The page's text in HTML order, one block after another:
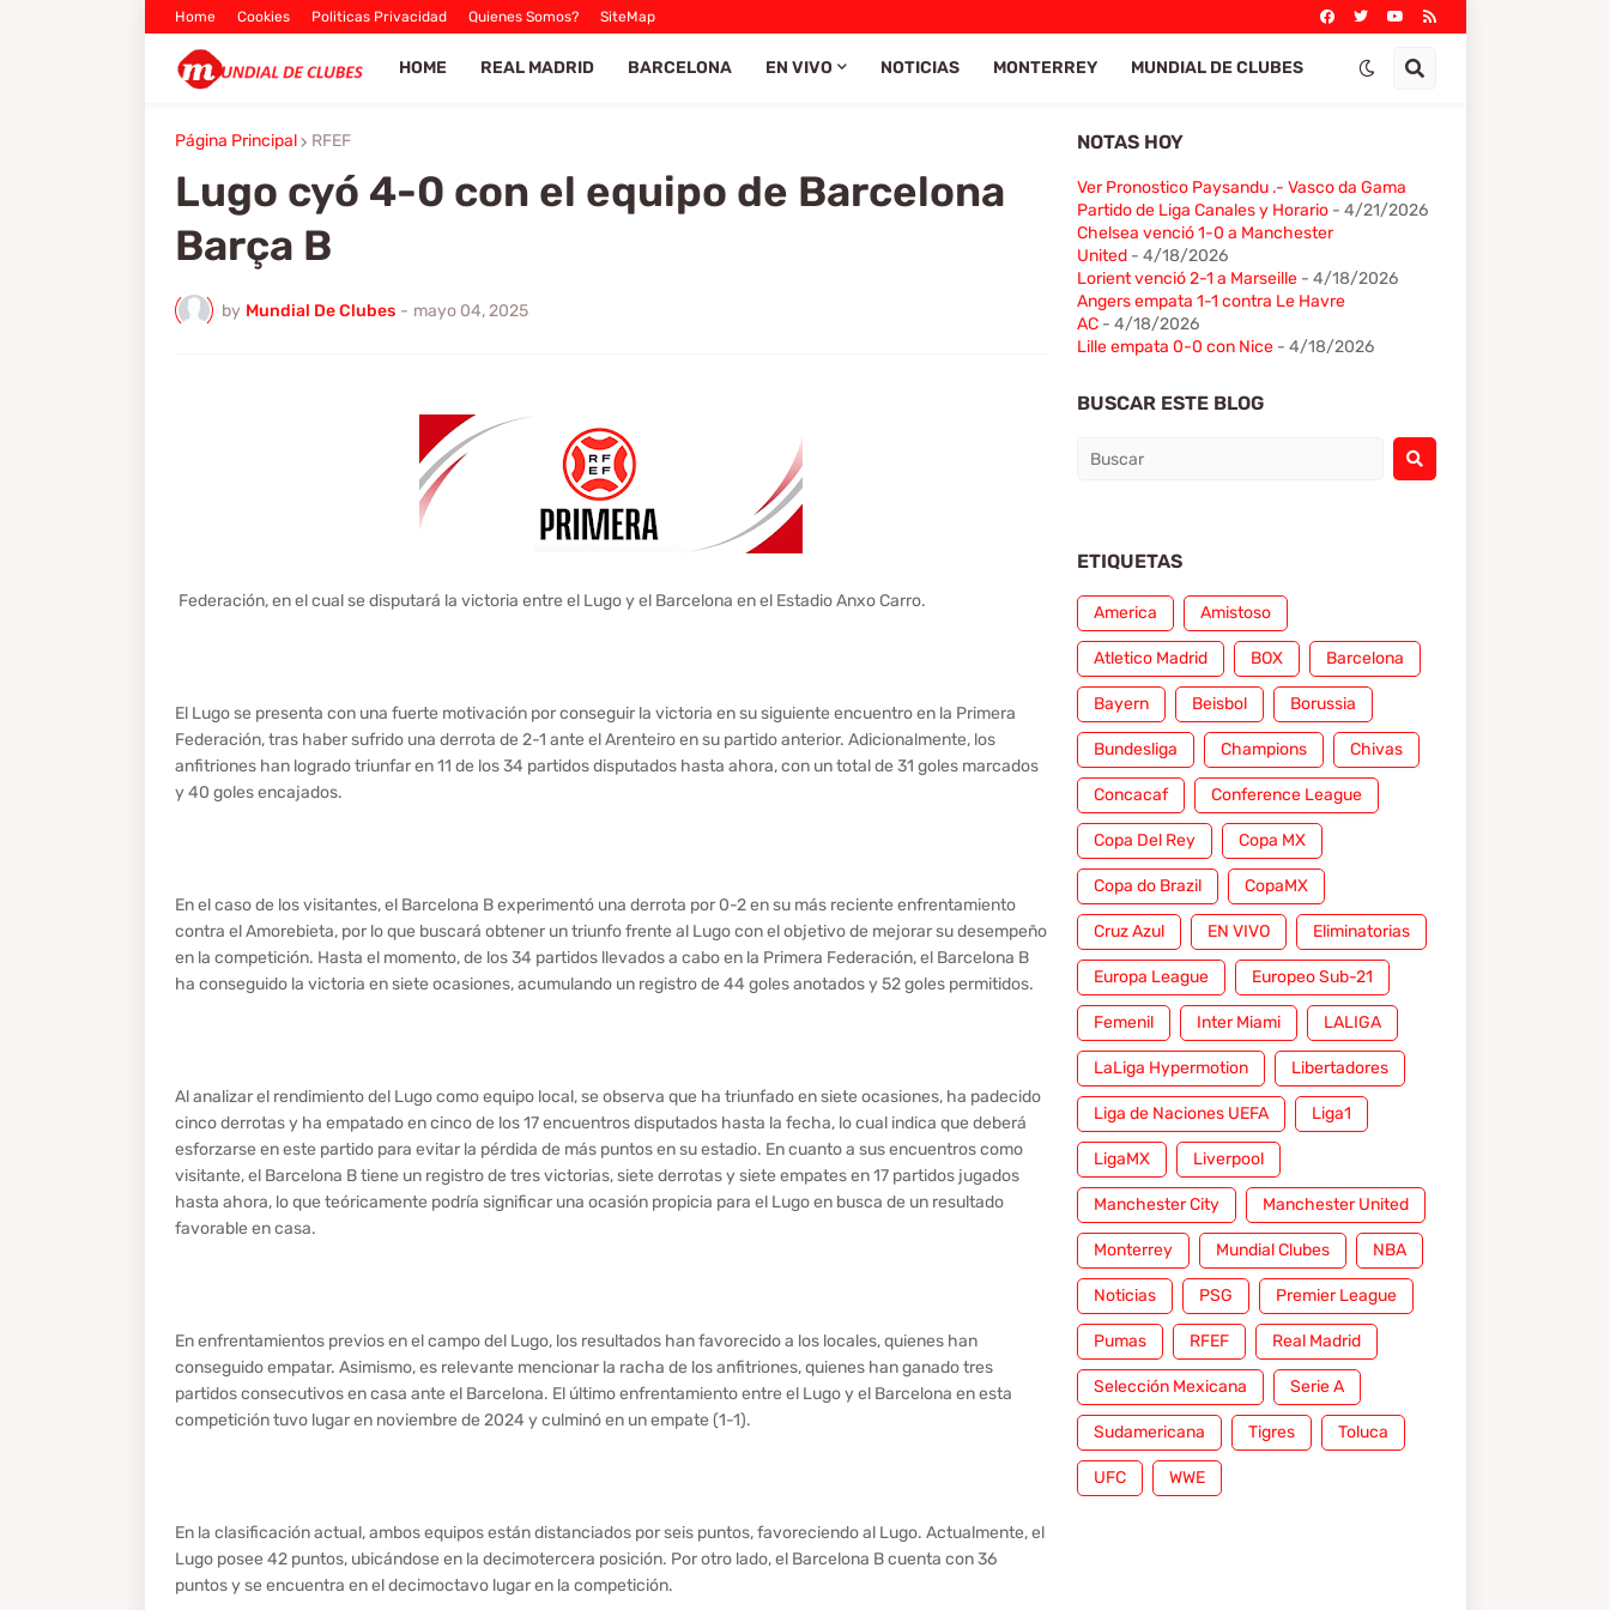
Home Cookies Politicas Privacidad Quienes Somos? SiteMap
HOME REAL MADRID BARCELONA EN VIVO NOTICIAS MONTERREY MUNDIAL DE CLUBES
Página Principal RFEF
Lugo cyó 4-0 con el equipo de Barcelona
Barça B
by Mundial De Clubes - mayo 04, 2025
Federación, en el cual se disputará la victoria entre el Lugo y el Barcelona en el Estadio Anxo Carro.
El Lugo se presenta con una fuerte motivación por conseguir la victoria en su siguiente encuentro en la Primera
Federación, tras haber sufrido una derrota de 2-1 ante el Arenteiro en su partido anterior. Adicionalmente, los
anfitriones han logrado triunfar en 11 de los 34 partidos disputados hasta ahora, con un total de 31 goles marcados
y 40 goles encajados.
En el caso de los visitantes, el Barcelona B experimentó una derrota por 0-2 en su más reciente enfrentamiento
contra el Amorebieta, por lo que buscará obtener un triunfo frente al Lugo con el objetivo de mejorar su desempeño
en la competición. Hasta el momento, de los 34 partidos llevados a cabo en la Primera Federación, el Barcelona B
ha conseguido la victoria en siete ocasiones, acumulando un registro de 44 goles anotados y 52 goles permitidos.
Al analizar el rendimiento del Lugo como equipo local, se observa que ha triunfado en siete ocasiones, ha padecido
cinco derrotas y ha empatado en cinco de los 17 encuentros disputados hasta la fecha, lo cual indica que deberá
esforzarse en este partido para evitar la pérdida de más puntos en su estadio. En cuanto a sus encuentros como
visitante, el Barcelona B tiene un registro de tres victorias, siete derrotas y siete empates en 17 partidos jugados
hasta ahora, lo que teóricamente podría significar una ocasión propicia para el Lugo en busca de un resultado
favorable en casa.
En enfrentamientos previos en el campo del Lugo, los resultados han favorecido a los locales, quienes han
conseguido empatar. Asimismo, es relevante mencionar la racha de los anfitriones, quienes han ganado tres
partidos consecutivos en casa ante el Barcelona. El último enfrentamiento entre el Lugo y el Barcelona en esta
competición tuvo lugar en noviembre de 2024 y culminó en un empate (1-1).
En la clasificación actual, ambos equipos están distanciados por seis puntos, favoreciendo al Lugo. Actualmente, el
Lugo posee 42 puntos, ubicándose en la decimotercera posición. Por otro lado, el Barcelona B cuenta con 36
puntos y se encuentra en el decimoctavo lugar en la competición.
NOTAS HOY
Ver Pronostico Paysandu .- Vasco da Gama
Partido de Liga Canales y Horario- 4/21/2026
Chelsea venció 1-0 a Manchester
United- 4/18/2026
Lorient venció 2-1 a Marseille- 4/18/2026
Angers empata 1-1 contra Le Havre
AC- 4/18/2026
Lille empata 0-0 con Nice- 4/18/2026
BUSCAR ESTE BLOG
ETIQUETAS
America Amistoso
Atletico Madrid BOX Barcelona
Bayern Beisbol Borussia
Bundesliga Champions Chivas
Concacaf Conference League
Copa Del Rey Copa MX
Copa do Brazil CopaMX
Cruz Azul EN VIVO Eliminatorias
Europa League Europeo Sub-21
Femenil Inter Miami LALIGA
LaLiga Hypermotion Libertadores
Liga de Naciones UEFA Liga1
LigaMX Liverpool
Manchester City Manchester United
Monterrey Mundial Clubes NBA
Noticias PSG Premier League
Pumas RFEF Real Madrid
Selección Mexicana Serie A
Sudamericana Tigres Toluca
UFC WWE